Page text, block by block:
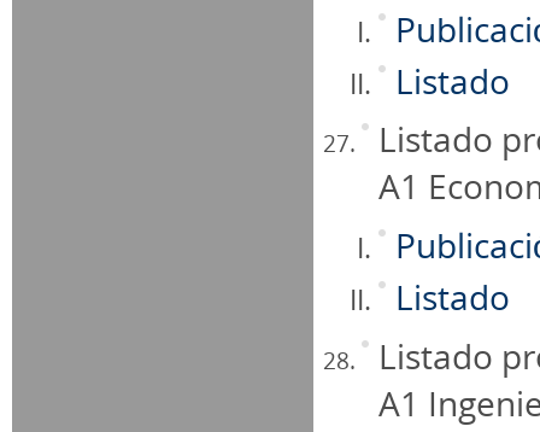
Listado
Listado
A1
Listado
Listado
A1